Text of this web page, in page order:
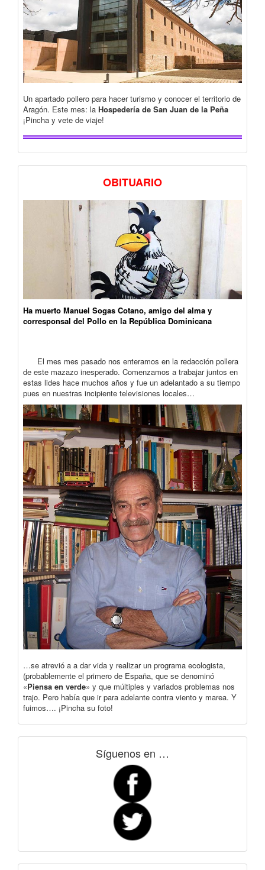
Un apartado pollero para hacer turismo y conocer el territorio de
Aragón. Este mes: la Hospedería de San Juan de la Peña
¡Pincha y vete de viaje!
OBITUARIO
Ha muerto Manuel Sogas Cotano, amigo del alma y
corresponsal del Pollo en la República Dominicana
El mes mes pasado nos enteramos en la redacción pollera
de este mazazo inesperado. Comenzamos a trabajar juntos en
estas lides hace muchos años y fue un adelantado a su tiempo
pues en nuestras incipiente televisiones locales…
…se atrevió a a dar vida y realizar un programa ecologista,
(probablemente el primero de España, que se denominó
«Piensa en verde» y que múltiples y variados problemas nos
trajo. Pero había que ir para adelante contra viento y marea. Y
fuimos…. ¡Pincha su foto!
Síguenos en …